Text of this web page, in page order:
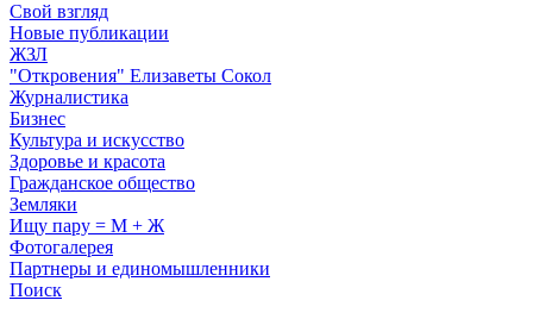
Свой взгляд
Новые публикации
ЖЗЛ
"Откровения" Елизаветы Сокол
Журналистика
Бизнес
Культура и искусство
Здоровье и красота
Гражданское общество
Земляки
Ищу пару = М + Ж
Фотогалерея
Партнеры и единомышленники
Поиск